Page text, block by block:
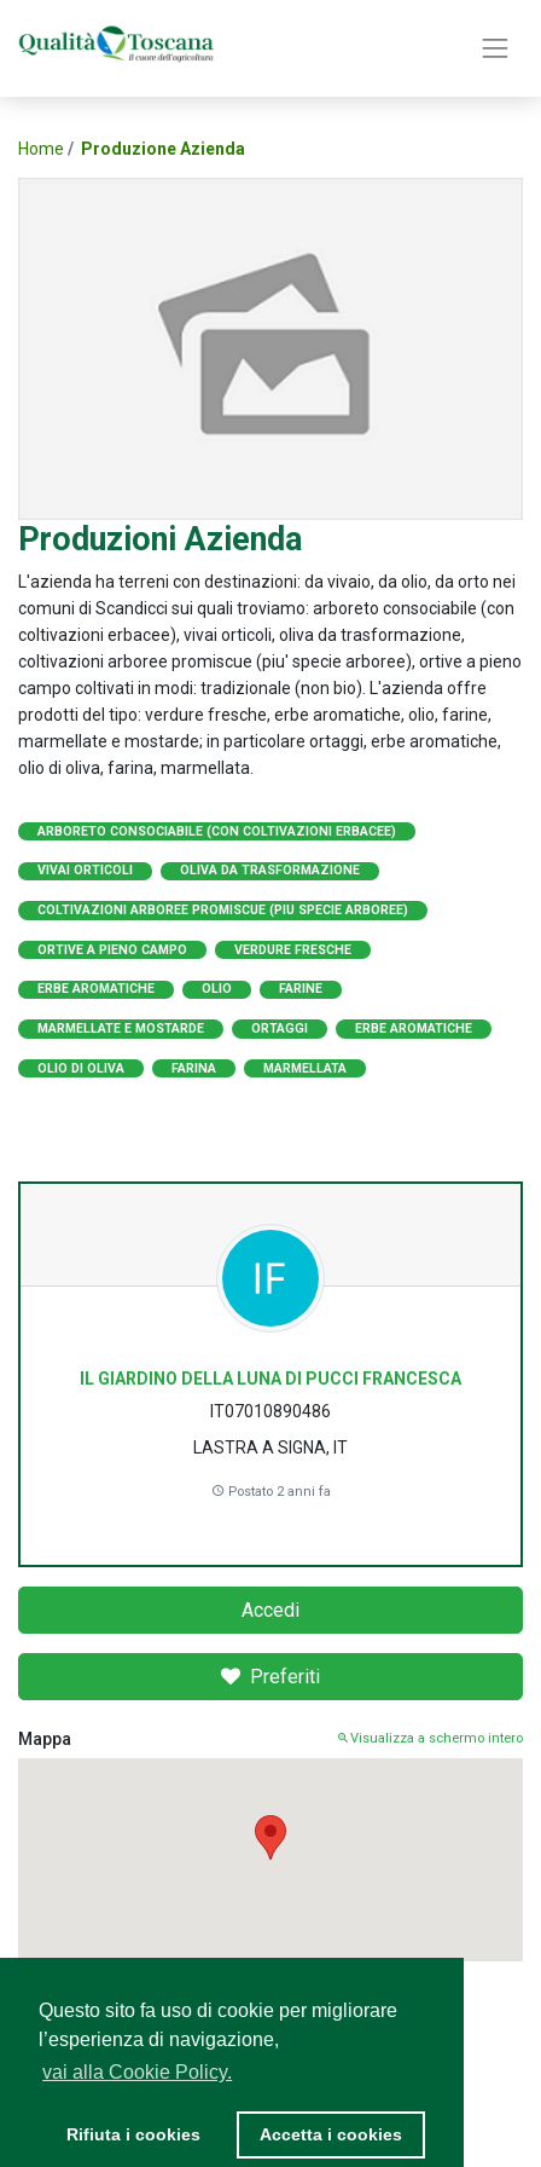
Questo sito fa uso di cookie per migliorare
l’esperienza di navigazione,
vai alla Cookie Policy.
Rifiuta i cookies Accetta i cookies
Home Produzione Azienda
Produzioni Azienda
L'azienda ha terreni con destinazioni: da vivaio, da olio, da orto nei
comuni di Scandicci sui quali troviamo: arboreto consociabile (con
coltivazioni erbacee), vivai orticoli, oliva da trasformazione,
coltivazioni arboree promiscue (piu' specie arboree), ortive a pieno
campo coltivati in modi: tradizionale (non bio). L'azienda offre
prodotti del tipo: verdure fresche, erbe aromatiche, olio, farine,
marmellate e mostarde; in particolare ortaggi, erbe aromatiche,
olio di oliva, farina, marmellata.
ARBORETO CONSOCIABILE (CON COLTIVAZIONI ERBACEE)
VIVAI ORTICOLI OLIVA DA TRASFORMAZIONE
COLTIVAZIONI ARBOREE PROMISCUE (PIU SPECIE ARBOREE)
ORTIVE A PIENO CAMPO VERDURE FRESCHE
ERBE AROMATICHE OLIO FARINE
MARMELLATE E MOSTARDE ORTAGGI ERBE AROMATICHE
OLIO DI OLIVA FARINA MARMELLATA
IL GIARDINO DELLA LUNA DI PUCCI FRANCESCA
IT07010890486
LASTRA A SIGNA, IT
Postato 2 anni fa
Accedi
Preferiti
Mappa Visualizza a schermo intero
Condividi